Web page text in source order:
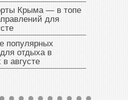
Крыма — в топе
для
популярных
отдыха в
августе